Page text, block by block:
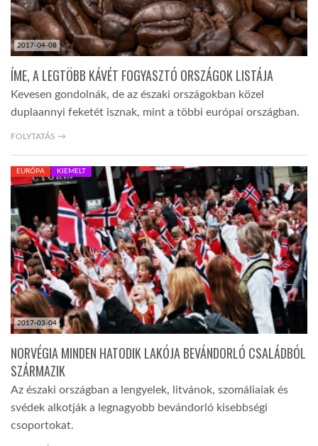
2017-04-08
ÍME, A LEGTÖBB KÁVÉT FOGYASZTÓ ORSZÁGOK LISTÁJA
Kevesen gondolnák, de az északi országokban közel
duplaannyi feketét isznak, mint a többi európai országban.
FOLYTATÁS →
2017-03-04
EURÓPA KIEMELT
NORVÉGIA MINDEN HATODIK LAKÓJA BEVÁNDORLÓ CSALÁDBÓL
SZÁRMAZIK
Az északi országban a lengyelek, litvánok, szomáliaiak és
svédek alkotják a legnagyobb bevándorló kisebbségi
csoportokat.